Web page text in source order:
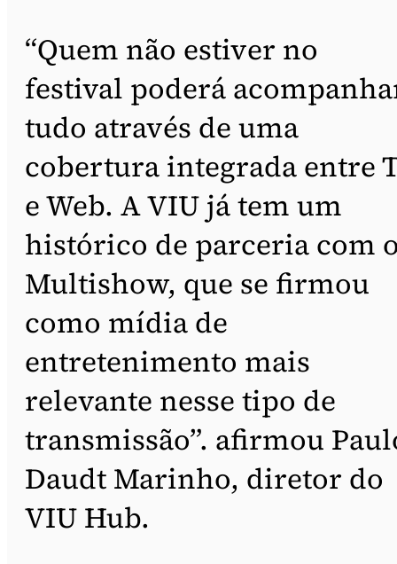
“Quem não estiver no
festival poderá
tudo através de uma
cobertura integrada entre
e Web. A VIU já tem um
histórico de parceria com
Multishow, que se firmou
como mídia de
entretenimento mais
relevante nesse tipo de
transmissão”. afirmou
Daudt Marinho, diretor do
VIU Hub.